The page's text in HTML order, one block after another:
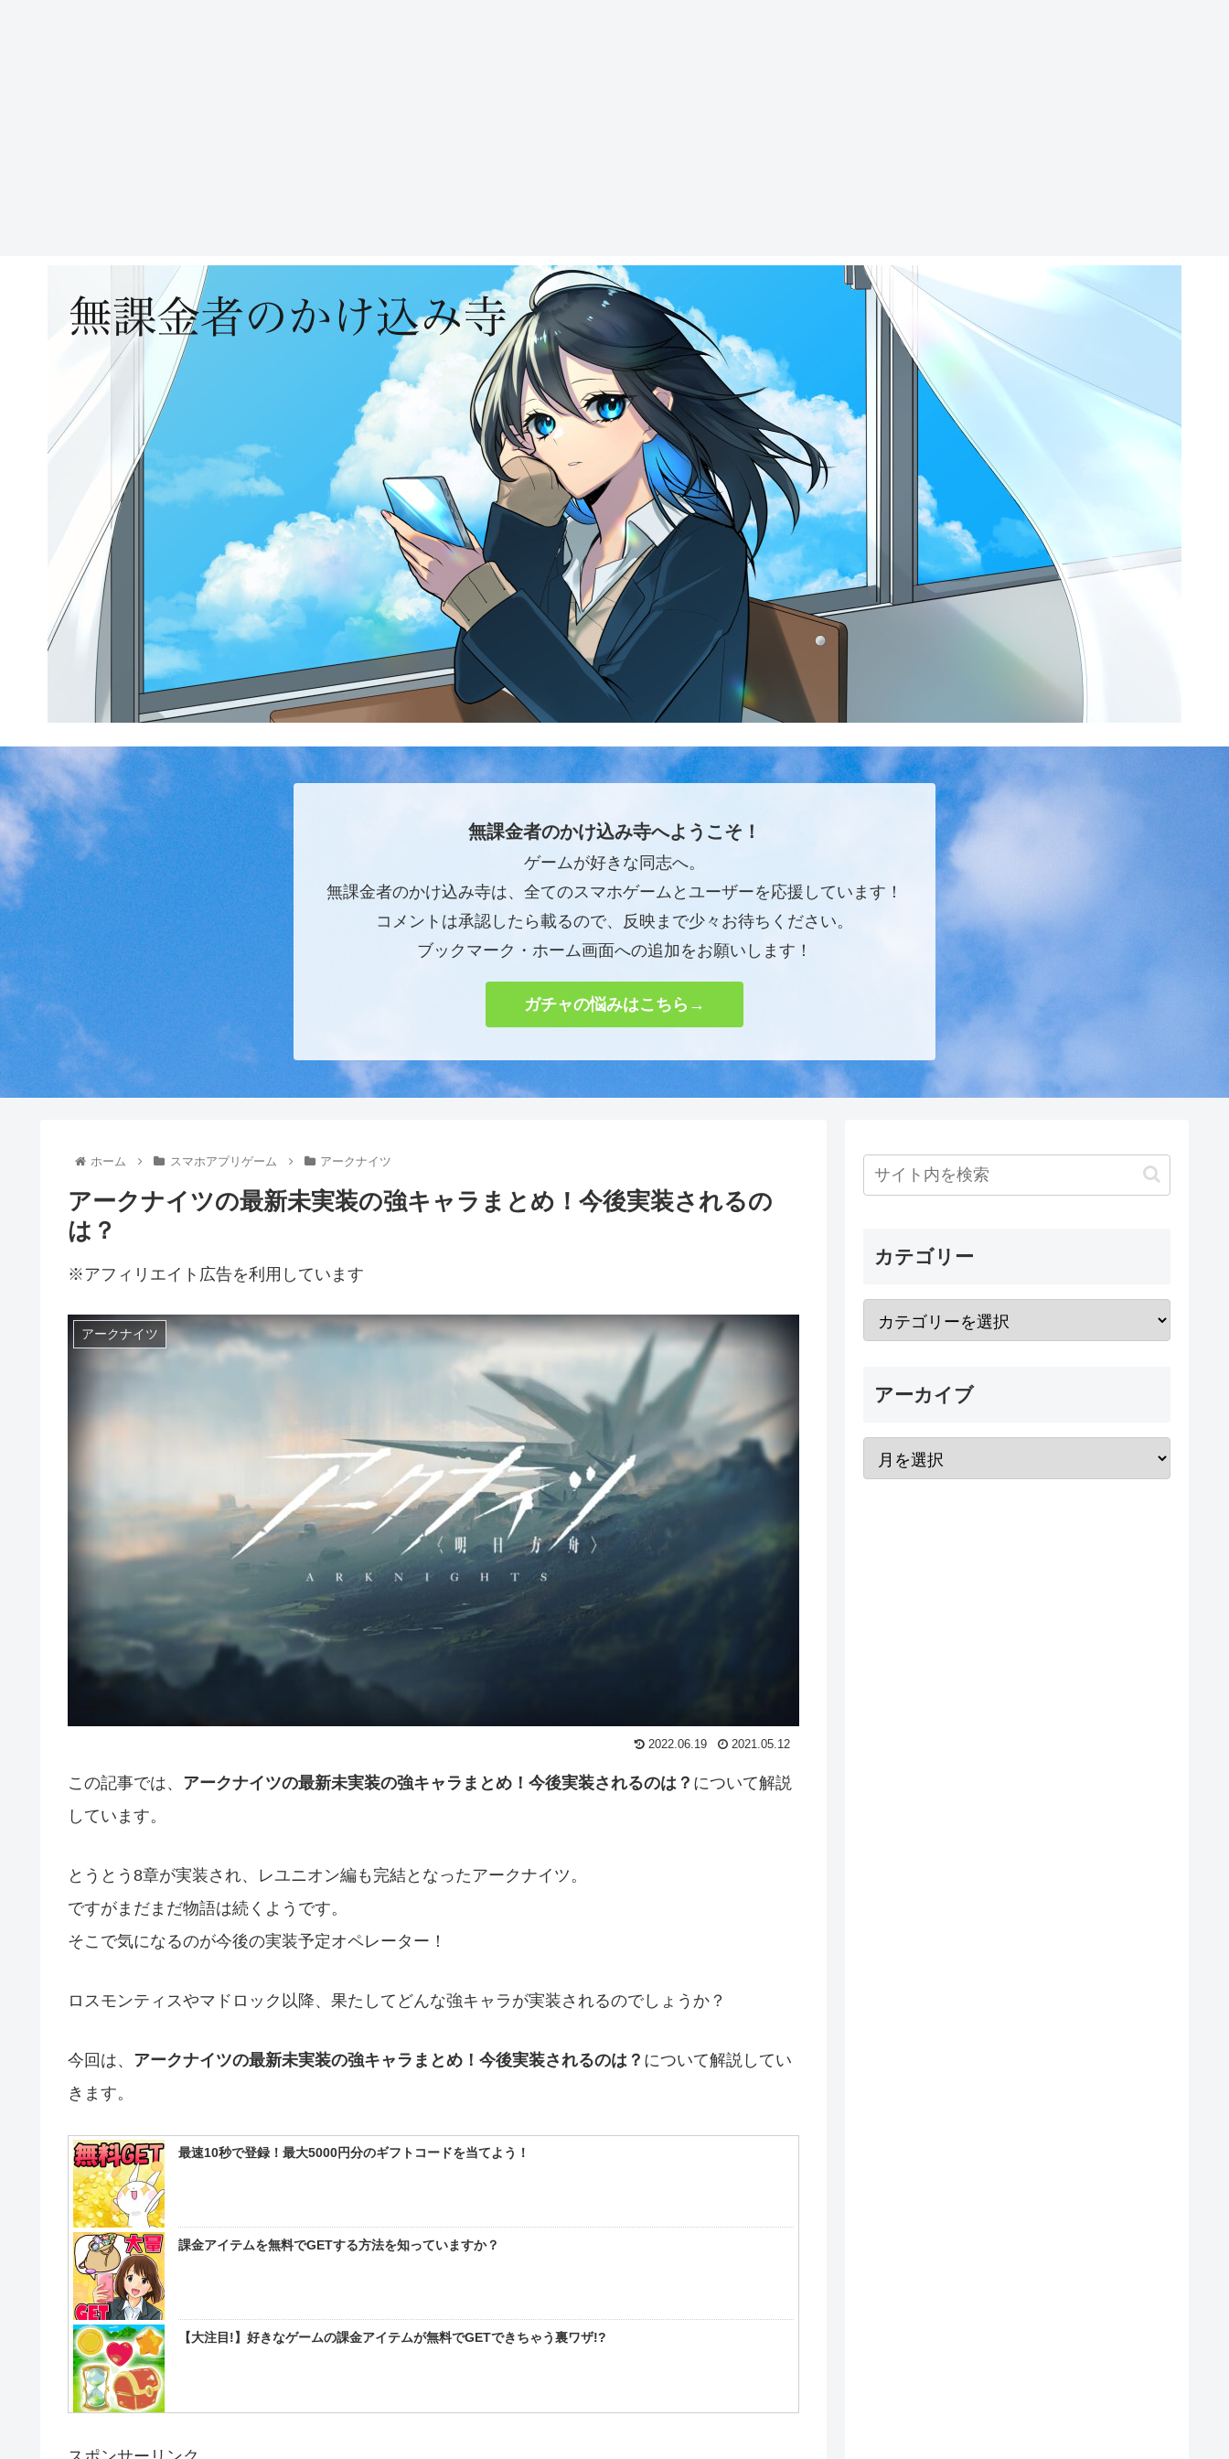
無課金者のかけ込み寺へようこそ！
ゲームが好きな同志へ。
無課金者のかけ込み寺は、全てのスマホゲームとユーザーを応援しています！
コメントは承認したら載るので、反映まで少々お待ちください。
ブックマーク・ホーム画面への追加をお願いします！
ガチャの悩みはこちら→
ホーム スマホアプリゲーム アークナイツ
アークナイツの最新未実装の強キャラまとめ！今後実装されるの
は？
※アフィリエイト広告を利用しています
アークナイツ
2022.06.19 2021.05.12
この記事では、 アークナイツの最新未実装の強キャラまとめ！今後実装されるのは？ について解説
しています。
とうとう8章が実装され、レユニオン編も完結となったアークナイツ。
ですがまだまだ物語は続くようです。
そこで気になるのが今後の実装予定オペレーター！
ロスモンティスやマドロック以降、果たしてどんな強キャラが実装されるのでしょうか？
今回は、 アークナイツの最新未実装の強キャラまとめ！今後実装されるのは？ について解説してい
きます。
最速10秒で登録！最大5000円分のギフトコードを当てよう！
課金アイテムを無料でGETする方法を知っていますか？
【大注目!】好きなゲームの課金アイテムが無料でGETできちゃう裏ワザ!?
カテゴリー
アーカイブ